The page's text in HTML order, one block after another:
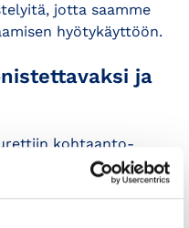
jotta saamme
hyötykäyttöön.
ja
kohtaanto-
toimintamalleja ja